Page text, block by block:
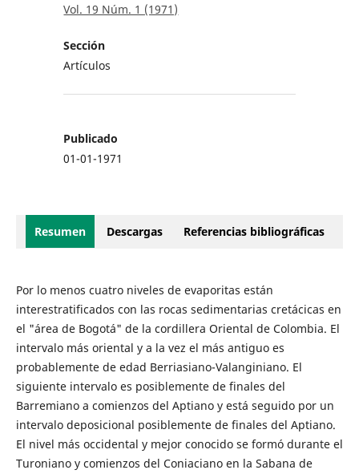
Vol. 19 Núm. 1 (1971)
Sección
Artículos
Publicado
01-01-1971
Resumen Descargas Referencias bibliográficas
Por lo menos cuatro niveles de evaporitas están
interestratificados con las rocas sedimentarias cretácicas en
el "área de Bogotá" de la cordillera Oriental de Colombia. El
intervalo más oriental y a la vez el más antiguo es
probablemente de edad Berriasiano-Valanginiano. El
siguiente intervalo es posiblemente de finales del
Barremiano a comienzos del Aptiano y está seguido por un
intervalo deposicional posiblemente de finales del Aptiano.
El nivel más occidental y mejor conocido se formó durante el
Turoniano y comienzos del Coniaciano en la Sabana de